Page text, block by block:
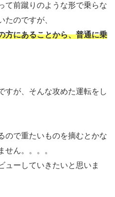
て前蹴りのような形で乗らな
たのですが、
方にあることから、普通に乗
すが、そんな攻めた運転をし
ので重たいものを摘むとかな
せん。。。。
ューしていきたいと思いま